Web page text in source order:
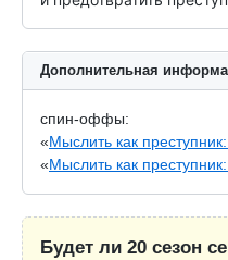
Дополнительная
спин-оффы:
«Мыслить как
«Мыслить как
Будет ли 20 сезон